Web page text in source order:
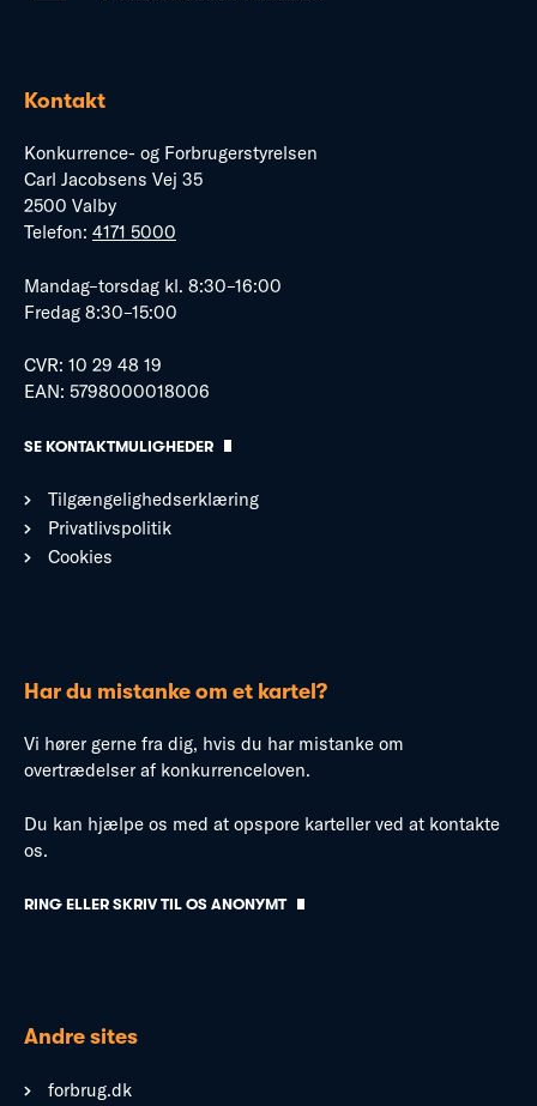
Kontakt
Konkurrence- og Forbrugerstyrelsen
Carl Jacobsens Vej 35
2500 Valby
Telefon: 4171 5000
Mandag–torsdag kl. 8:30–16:00
Fredag 8:30–15:00
CVR: 10 29 48 19
EAN: 5798000018006
SE KONTAKTMULIGHEDER
Tilgængelighedserklæring
Privatlivspolitik
Cookies
Har du mistanke om et kartel?
Vi hører gerne fra dig, hvis du har mistanke om
overtrædelser af konkurrenceloven.
Du kan hjælpe os med at opspore karteller ved at kontakte
os.
RING ELLER SKRIV TIL OS ANONYMT
Andre sites
forbrug.dk